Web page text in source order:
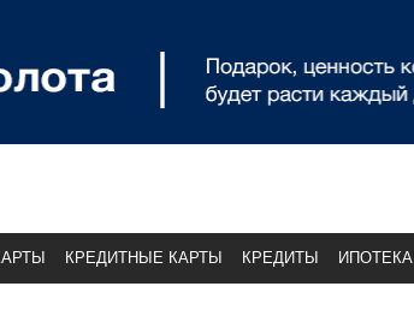
КРЕДИТНЫЕ КАРТЫ КРЕДИТЫ ИПОТЕКА